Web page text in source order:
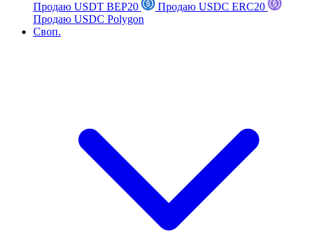
Продаю USDT BEP20
Продаю USDC ERC20
Продаю USDC Polygon
Своп.